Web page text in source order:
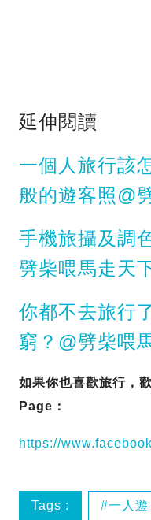
延伸閱讀
一個人旅行該
般的遊客照@
手機旅攝及調
劈柴喂馬走天
你都不去旅行
窮？@劈柴喂
如果你也喜歡旅行，
Page：
https://
Tags : 一人遊